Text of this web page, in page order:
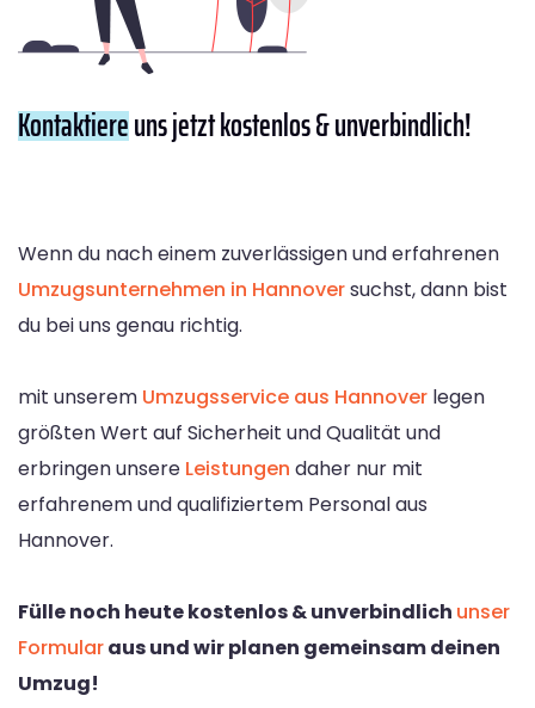
Kontaktiereuns jetzt kostenlos & unverbindlich!
Wenn du nach einem zuverlässigen und erfahrenen
Umzugsunternehmen in Hannoversuchst, dann bist
du bei uns genau richtig.
mit unserem Umzugsservice aus Hannover legen
größten Wert auf Sicherheit und Qualität und
erbringen unsere Leistungen daher nur mit
erfahrenem und qualifiziertem Personal aus
Hannover.
Fülle noch heute kostenlos & unverbindlich unser
Formularaus und wir planen gemeinsam deinen
Umzug!